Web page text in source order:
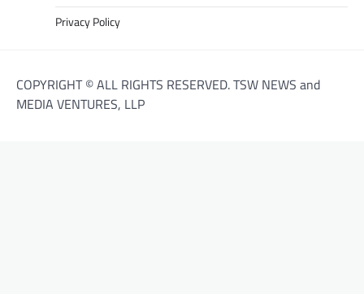
Privacy Policy
COPYRIGHT © ALL RIGHTS RESERVED. TSW NEWS and
MEDIA VENTURES, LLP